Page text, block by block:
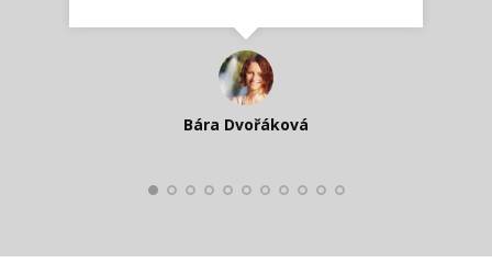
Bára Dvořáková
Kateřina Veleta Štěpánová
Katka Perháčová
Smolková